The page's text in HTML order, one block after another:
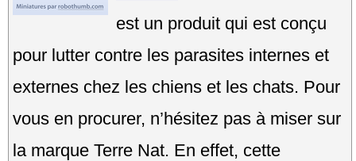
est un produit qui est conçu
pour lutter contre les parasites internes et
externes chez les chiens et les chats. Pour
vous en procurer, n’hésitez pas à miser sur
la marque Terre Nat. En effet, cette